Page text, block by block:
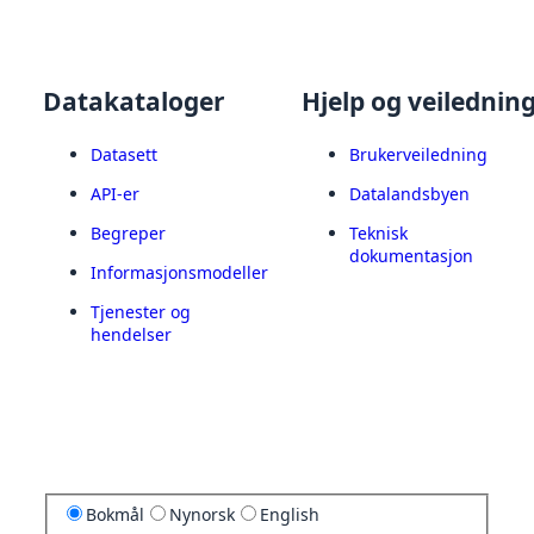
Datakataloger
Datasett
API-er
Begreper
Informasjonsmodeller
Tjenester og
hendelser
Hjelp og
Brukerveiledning
Datalandsbyen
Teknisk
dokumentasjon
Bokmål Nynorsk English